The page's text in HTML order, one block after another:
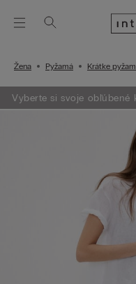
Žena Pyžamá Krátke
Vyberte si svoje obľúbené
oblečenia, pyžám a